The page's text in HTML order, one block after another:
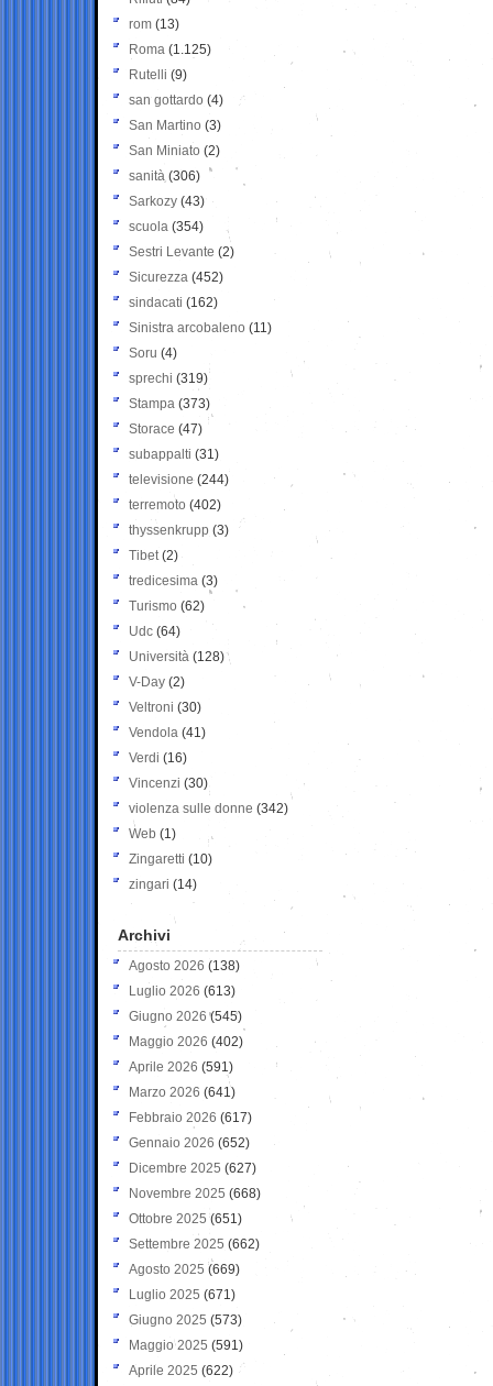
rom (13)
Roma (1.125)
Rutelli (9)
san gottardo (4)
San Martino (3)
San Miniato (2)
sanità (306)
Sarkozy (43)
scuola (354)
Sestri Levante (2)
Sicurezza (452)
sindacati (162)
Sinistra arcobaleno (11)
Soru (4)
sprechi (319)
Stampa (373)
Storace (47)
subappalti (31)
televisione(244)
terremoto (402)
thyssenkrupp (3)
Tibet(2)
tredicesima (3)
Turismo (62)
Udc (64)
Università (128)
V-Day (2)
Veltroni (30)
Vendola (41)
Verdi (16)
Vincenzi (30)
violenza sulle donne (342)
Web (1)
Zingaretti (10)
zingari (14)
Archivi
Agosto 2026 (138)
Luglio 2026 (613)
Giugno 2026 (545)
Maggio 2026 (402)
Aprile 2026 (591)
Marzo 2026 (641)
Febbraio 2026 (617)
Gennaio 2026 (652)
Dicembre 2025 (627)
Novembre 2025 (668)
Ottobre 2025 (651)
Settembre 2025 (662)
Agosto 2025 (669)
Luglio 2025 (671)
Giugno 2025 (573)
Maggio 2025 (591)
Aprile 2025 (622)